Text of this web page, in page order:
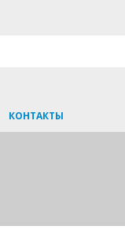
КОНТАКТЫ